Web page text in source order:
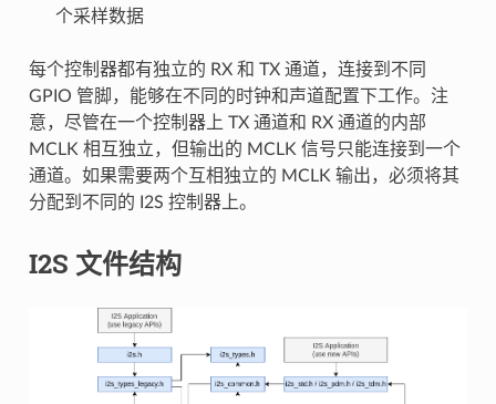
个采样数据
每个控制器都有独立的 RX 和 TX 通道，连接到不同
GPIO 管脚，能够在不同的时钟和声道配置下工作。注
意，尽管在一个控制器上 TX 通道和 RX 通道的内部
MCLK 相互独立，但输出的 MCLK 信号只能连接到一个
通道。如果需要两个互相独立的 MCLK 输出，必须将其
分配到不同的 I2S 控制器上。
I2S 文件结构